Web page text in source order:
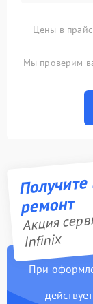
Цены в
Мы проверим
ремонт
Акция
Infinix
При